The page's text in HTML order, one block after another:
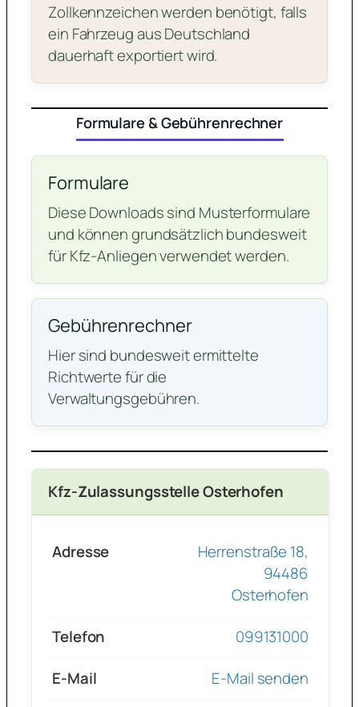
Zollkennzeichen werden benötigt, falls
ein Fahrzeug aus Deutschland
dauerhaft exportiert wird.
Formulare & Gebührenrechner
Formulare
Diese Downloads sind Musterformulare
und können grundsätzlich bundesweit
für Kfz-Anliegen verwendet werden.
Gebührenrechner
Hier sind bundesweit ermittelte
Richtwerte für die
Verwaltungsgebühren.
Kfz-Zulassungsstelle Osterhofen
Adresse
Herrenstraße 18,
94486
Osterhofen
Telefon
099131000
E-Mail
E-Mail senden